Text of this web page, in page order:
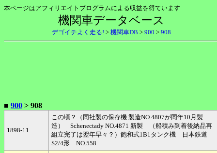
本ページはアフィリエイトプログラムによる収益を得ています
機関車データベース
デゴイチよく走る! >機関車DB >900 >908
■ 900 > 908
1898-11
この頃？（同社製の保存機 製造NO.4807が同年10月製
造） Schenectady NO.4871 新製 （船積み到着後納品再
組立完了は翌年早々？）飽和式1B1タンク機 日本鉄道
S2/4形 NO.558